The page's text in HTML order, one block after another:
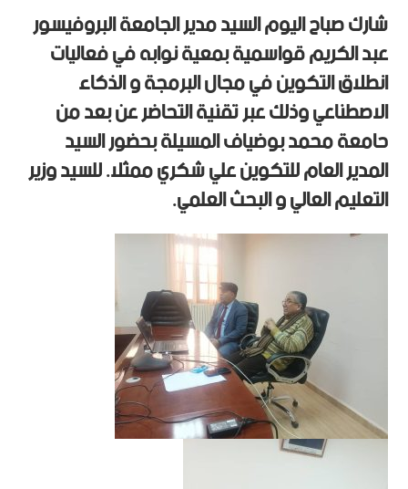
شارك صباح اليوم السيد مدير الجامعة البروفيسور
عبد الكريم قواسمية بمعية نوابه في فعاليات
انطلاق التكوين في مجال البرمجة و الذكاء
الاصطناعي وذلك عبر تقنية التحاضر عن بعد من
حامعة محمد بوضياف المسيلة بحضور السيد
المدير العام للتكوين علي شكري ممثلا. للسيد وزير
التعليم العالي و البحث العلمي.